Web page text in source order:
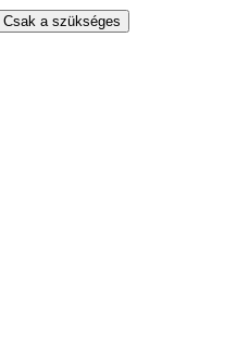
Csak a szükséges